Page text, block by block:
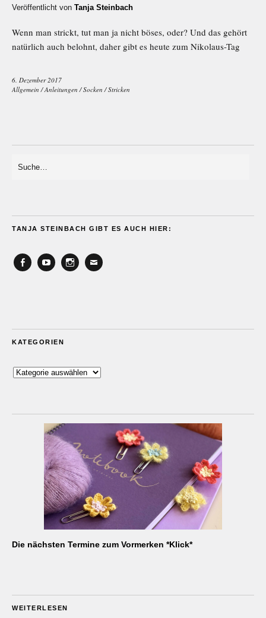
Veröffentlicht von Tanja Steinbach
Wenn man strickt, tut man ja nicht böses, oder? Und das gehört
natürlich auch belohnt, daher gibt es heute zum Nikolaus-Tag
6. Dezember 2017
Allgemein /Anleitungen /Socken /Stricken
TANJA STEINBACH GIBT ES AUCH HIER:
KATEGORIEN
Kategorien
Die nächsten Termine zum Vormerken *Klick*
WEITERLESEN